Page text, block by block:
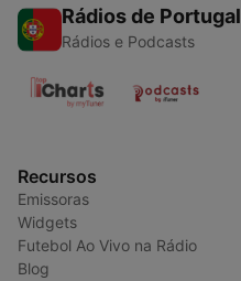
Rádios de Portugal
Rádios e Podcasts
Recursos
Emissoras
Widgets
Futebol Ao Vivo na Rádio
Blog